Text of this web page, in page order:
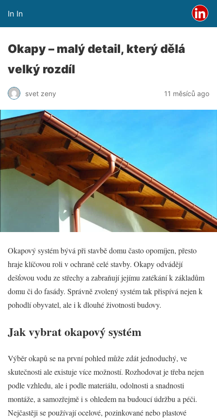
In In
Okapy – malý detail, který dělá
velký rozdíl
svet zeny 11 měsíců ago
Okapový systém bývá při stavbě domu často opomíjen, přesto
hraje klíčovou roli v ochraně celé stavby. Okapy odvádějí
dešťovou vodu ze střechy a zabraňují jejímu zatékání k základům
domu či do fasády. Správně zvolený systém tak přispívá nejen k
pohodlí obyvatel, ale i k dlouhé životnosti budovy.
Jak vybrat okapový systém
Výběr okapů se na první pohled může zdát jednoduchý, ve
skutečnosti ale existuje více možností. Rozhodovat je třeba nejen
podle vzhledu, ale i podle materiálu, odolnosti a snadnosti
montáže, a samozřejmě i s ohledem na budoucí údržbu a péči.
Nejčastěji se používají ocelové, pozinkované nebo plastové